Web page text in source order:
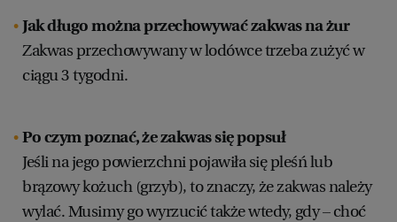
Jak długo można przechowywać zakwas na żur
Zakwas przechowywany w lodówce trzeba zużyć w
ciągu 3 tygodni.
Po czym poznać, że zakwas się popsuł
Jeśli na jego powierzchni pojawiła się pleśń lub
brązowy kożuch (grzyb), to znaczy, że zakwas należy
wylać. Musimy go wyrzucić także wtedy, gdy – choć